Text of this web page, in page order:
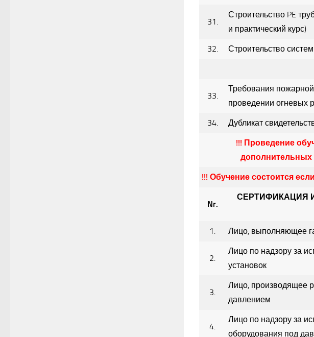
31.
Строительство PE
и практический курс)
32. Строительство
33.
Требования
проведении огневых
34. Дубликат
!!! Проведение
дополнительных
!!! Обучение состоится
Nr.
СЕРТИФИКАЦИЯ
1. Лицо, выполняющее
2.
Лицо по надзору за
установок
3.
Лицо, производящее
давлением
4.
Лицо по надзору за
оборудования под